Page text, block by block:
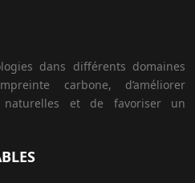
dans différents domaines
carbone, d’améliorer
naturelles et de favoriser un